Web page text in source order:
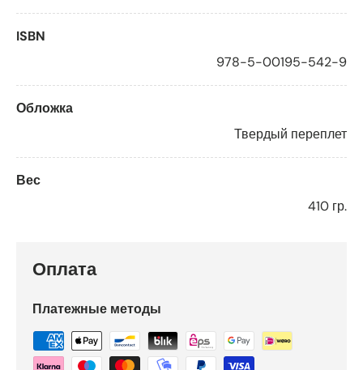
ISBN
978-5-00195-542-9
Обложка
Твердый переплет
Вес
410 гр.
Оплата
Платежные методы